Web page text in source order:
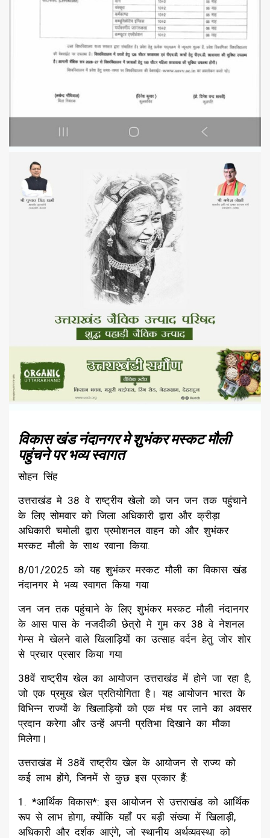
विकास खंड नंदानगर मे शुभंकर मस्कट मौली
पहुंचने पर भव्य स्वागत
सोहन सिंह
उत्तराखंड मे 38 वे राष्ट्रीय खेलो को जन जन तक पहुंचाने
के लिए सोमवार को जिला अधिकारी द्वारा और क्रीड़ा
अधिकारी चमोली द्वारा प्रमोशनल वाहन को और शुभंकर
मस्कट मौली के साथ रवाना किया.
8/01/2025 को यह शुभंकर मस्कट मौली का विकास खंड
नंदानगर मे भव्य स्वागत किया गया
जन जन तक पहुंचाने के लिए शुभंकर मस्कट मौली नंदानगर
के आस पास के नजदीकी छेत्रो मे गुम कर 38 वे नेशनल
गेम्स मे खेलने वाले खिलाड़ियों का उत्साह वर्दन हेतु जोर शोर
से प्रचार प्रसार किया गया
38वें राष्ट्रीय खेल का आयोजन उत्तराखंड में होने जा रहा है,
जो एक प्रमुख खेल प्रतियोगिता है। यह आयोजन भारत के
विभिन्न राज्यों के खिलाड़ियों को एक मंच पर लाने का अवसर
प्रदान करेगा और उन्हें अपनी प्रतिभा दिखाने का मौका
मिलेगा।
उत्तराखंड में 38वें राष्ट्रीय खेल के आयोजन से राज्य को
कई लाभ होंगे, जिनमें से कुछ इस प्रकार हैं:
1. *आर्थिक विकास*: इस आयोजन से उत्तराखंड को आर्थिक
रूप से लाभ होगा, क्योंकि यहाँ पर बड़ी संख्या में खिलाड़ी,
अधिकारी और दर्शक आएंगे, जो स्थानीय अर्थव्यवस्था को